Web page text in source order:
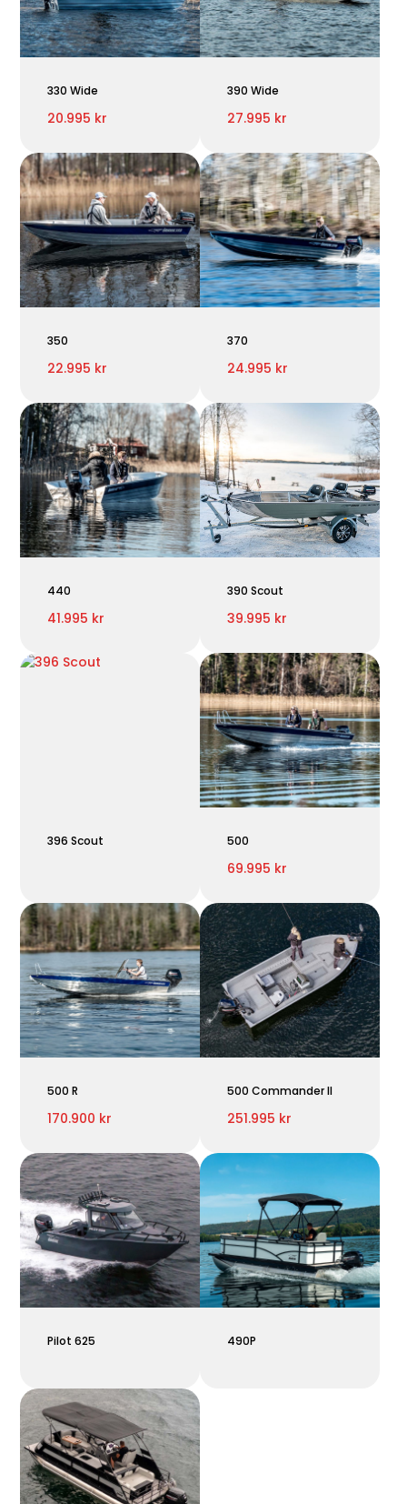
330 Wide
20.995 kr
390 Wide
27.995 kr
350
22.995 kr
370
24.995 kr
440
41.995 kr
390 Scout
39.995 kr
396 Scout 500
69.995 kr
500 R
170.900 kr
500 Commander II
251.995 kr
Pilot 625 490P